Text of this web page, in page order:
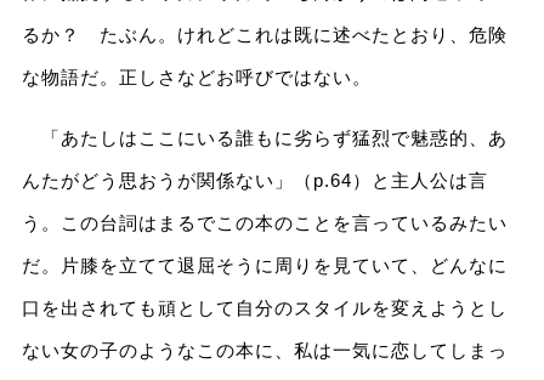
るか？ たぶん。けれどこれは既に述べたとおり、危険
な物語だ。正しさなどお呼びではない。
「あたしはここにいる誰もに劣らず猛烈で魅惑的、あ
んたがどう思おうが関係ない」（p.64）と主人公は言
う。この台詞はまるでこの本のことを言っているみたい
だ。片膝を立てて退屈そうに周りを見ていて、どんなに
口を出されても頑として自分のスタイルを変えようとし
ない女の子のようなこの本に、私は一気に恋してしまっ